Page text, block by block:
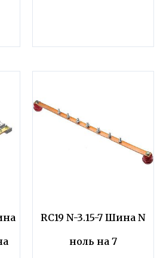
RC19 N-3.15-7 Шина N
ноль на 7